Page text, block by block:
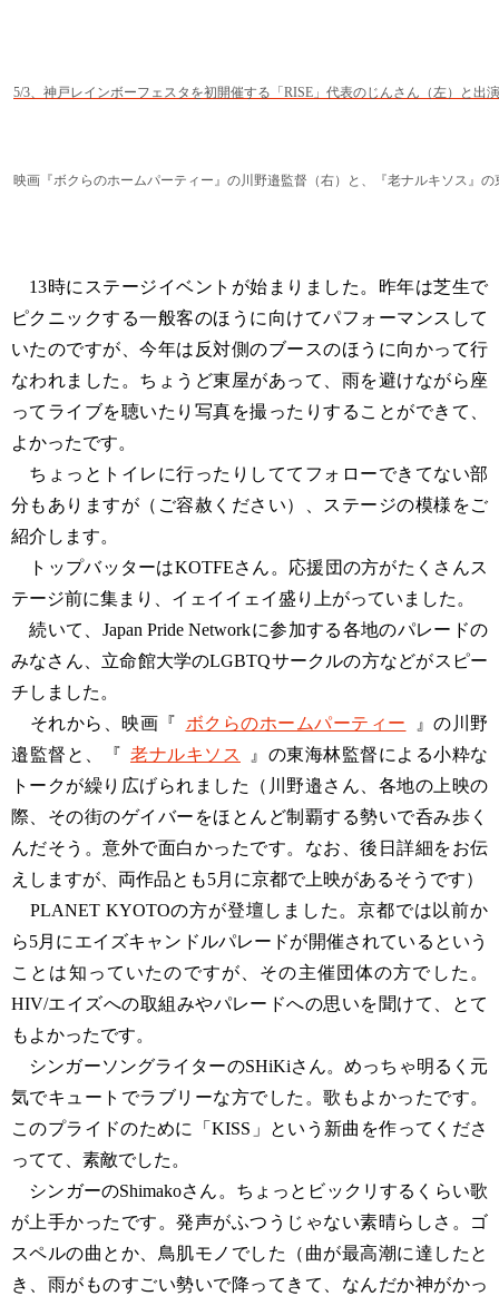
5/3、神戸レインボーフェスタを初開催する「RISE」代表のじんさん（左）と出
映画『ボクらのホームパーティー』の川野邉監督（右）と、『老ナルキソス』
13時にステージイベントが始まりました。昨年は芝生で
ピクニックする一般客のほうに向けてパフォーマンスして
いたのですが、今年は反対側のブースのほうに向かって行
なわれました。ちょうど東屋があって、雨を避けながら座
ってライブを聴いたり写真を撮ったりすることができて、
よかったです。
ちょっとトイレに行ったりしててフォローできてない部
分もありますが（ご容赦ください）、ステージの模様をご
紹介します。
トップバッターはKOTFEさん。応援団の方がたくさんス
テージ前に集まり、イェイイェイ盛り上がっていました。
続いて、Japan Pride Networkに参加する各地のパレードの
みなさん、立命館大学のLGBTQサークルの方などがスピー
チしました。
それから、映画『
ボクらのホームパーティー
』の川野
邉監督と、『 老ナルキソス
』の東海林監督による小粋な
トークが繰り広げられました（川野邉さん、各地の上映の
際、その街のゲイバーをほとんど制覇する勢いで呑み歩く
んだそう。意外で面白かったです。なお、後日詳細をお伝
えしますが、両作品とも5月に京都で上映があるそうです）
PLANET KYOTOの方が登壇しました。京都では以前か
ら5月にエイズキャンドルパレードが開催されているという
ことは知っていたのですが、その主催団体の方でした。
HIV/エイズへの取組みやパレードへの思いを聞けて、とて
もよかったです。
シンガーソングライターのSHiKiさん。めっちゃ明るく元
気でキュートでラブリーな方でした。歌もよかったです。
このプライドのために「KISS」という新曲を作ってくださ
ってて、素敵でした。
シンガーのShimakoさん。ちょっとビックリするくらい歌
が上手かったです。発声がふつうじゃない素晴らしさ。ゴ
スペルの曲とか、鳥肌モノでした（曲が最高潮に達したと
き、雨がものすごい勢いで降ってきて、なんだか神がかっ